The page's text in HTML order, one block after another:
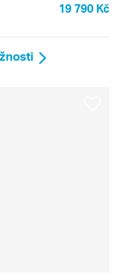
19 790 Kč